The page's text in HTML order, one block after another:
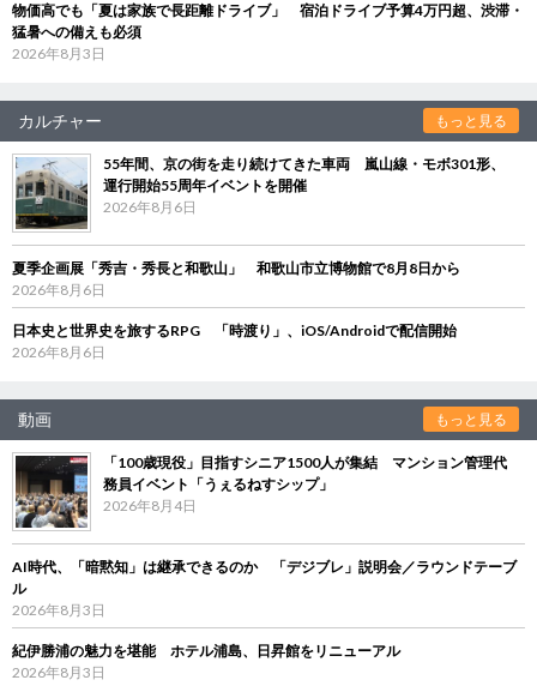
物価高でも「夏は家族で長距離ドライブ」 宿泊ドライブ予算4万円超、渋滞・
猛暑への備えも必須
2026年8月3日
カルチャー もっと見る
55年間、京の街を走り続けてきた車両 嵐山線・モボ301形、
運行開始55周年イベントを開催
2026年8月6日
夏季企画展「秀吉・秀長と和歌山」 和歌山市立博物館で8月8日から
2026年8月6日
日本史と世界史を旅するRPG 「時渡り」、iOS/Androidで配信開始
2026年8月6日
動画 もっと見る
「100歳現役」目指すシニア1500人が集結 マンション管理代
務員イベント「うぇるねすシップ」
2026年8月4日
AI時代、「暗黙知」は継承できるのか 「デジブレ」説明会／ラウンドテーブ
ル
2026年8月3日
紀伊勝浦の魅力を堪能 ホテル浦島、日昇館をリニューアル
2026年8月3日